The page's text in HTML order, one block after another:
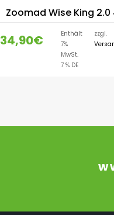
Zoomad Wise King 2.0
34,90€
Enthält
7%
MwSt.
7 % DE
zzgl.